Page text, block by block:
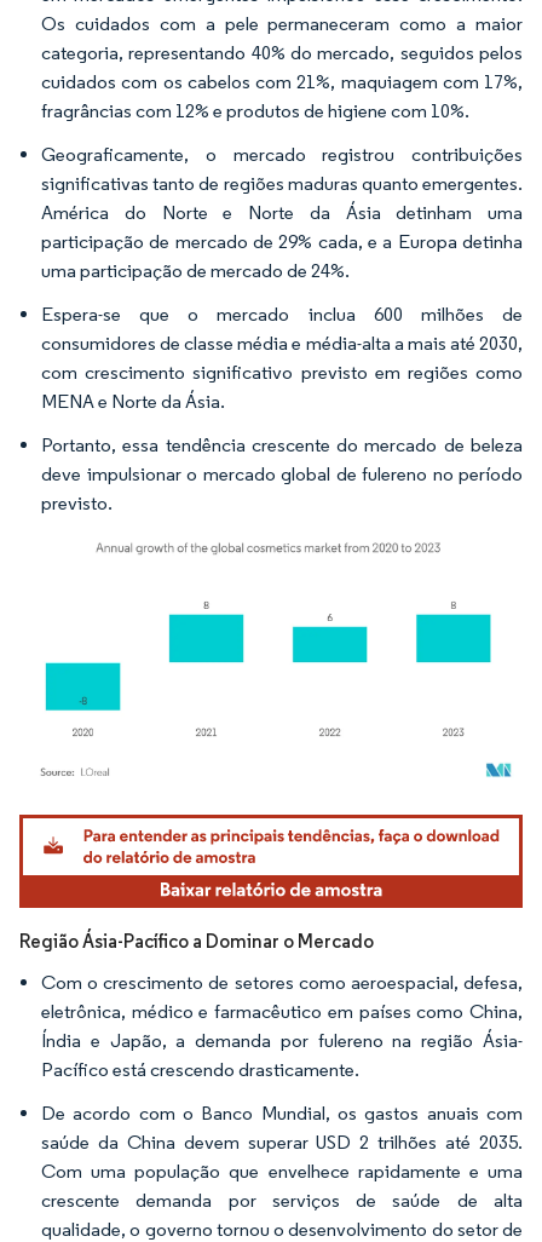
Os cuidados com a pele permaneceram como a maior
categoria, representando 40% do mercado, seguidos pelos
cuidados com os cabelos com 21%, maquiagem com 17%,
fragrâncias com 12% e produtos de higiene com 10%.
Geograficamente, o mercado registrou contribuições
significativas tanto de regiões maduras quanto emergentes.
América do Norte e Norte da Ásia detinham uma
participação de mercado de 29% cada, e a Europa detinha
uma participação de mercado de 24%.
Espera-se que o mercado inclua 600 milhões de
consumidores de classe média e média-alta a mais até 2030,
com crescimento significativo previsto em regiões como
MENA e Norte da Ásia.
Portanto, essa tendência crescente do mercado de beleza
deve impulsionar o mercado global de fulereno no período
previsto.
Imagem © Mordor Intelligence. O reuso requer atribuição conforme CC BY 4.0.
Região Ásia-Pacífico a Dominar o Mercado
Com o crescimento de setores como aeroespacial, defesa,
eletrônica, médico e farmacêutico em países como China,
Índia e Japão, a demanda por fulereno na região Ásia-
Pacífico está crescendo drasticamente.
De acordo com o Banco Mundial, os gastos anuais com
saúde da China devem superar USD 2 trilhões até 2035.
Com uma população que envelhece rapidamente e uma
crescente demanda por serviços de saúde de alta
qualidade, o governo tornou o desenvolvimento do setor de